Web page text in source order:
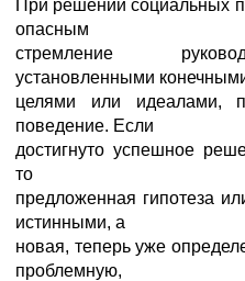
При решении социальных
опасным
стремление
установленными
целями или идеалами,
поведение. Если
достигнуто успешное
то
предложенная гипотеза
истинными, а
новая, теперь уже
проблемную,